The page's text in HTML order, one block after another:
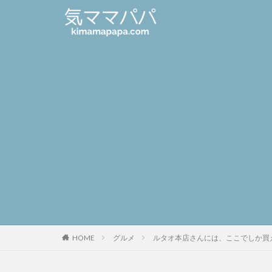
HOME グルメ ルタオ本店さんには、ここでしか